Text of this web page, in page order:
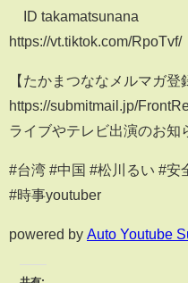
ID takamatsunana
https://vt.tiktok.com/RpoTvf/​
【たかまつななメルマガ登
https://submitmail.jp/
ライブやテレビ出演のお知
#台湾 #中国 #松川るい #安
#時事youtuber
powered by Auto Youtube